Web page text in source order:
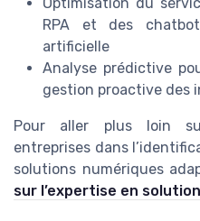
RPA et des
artificielle
Analyse prédictive
gestion proactive des
Pour aller plus loin
entreprises dans
solutions numériques
sur l’expertise en